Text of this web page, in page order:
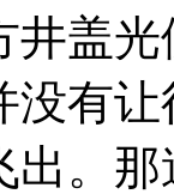
井盖
没有
出。